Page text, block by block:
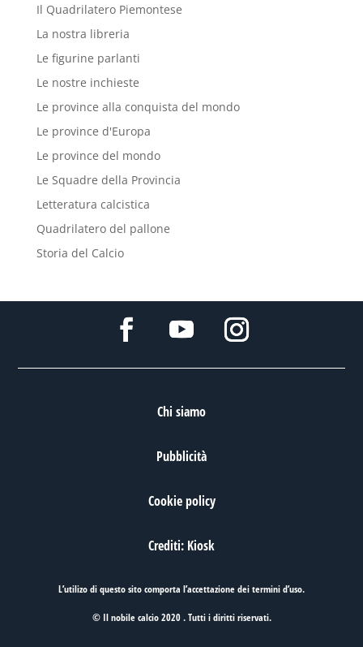
Il Quadrilatero Piemontese
La nostra libreria
Le figurine parlanti
Le nostre inchieste
Le province alla conquista del mondo
Le province d'Europa
Le province del mondo
Le Squadre della Provincia
Letteratura calcistica
Quadrilatero del pallone
Storia del Calcio
Chi siamo
Pubblicità
Cookie policy
Crediti: Kiosk
L’utilizo di questo sito comporta l’accettazione deitermini d’uso.
© Il nobile calcio 2020 . Tutti i diritti riservati.